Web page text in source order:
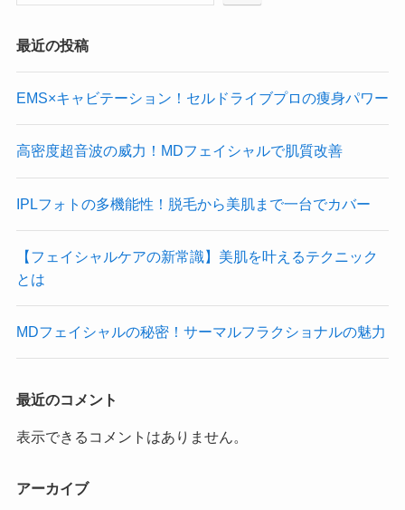
最近の投稿
EMS×キャビテーション！セルドライブプロの痩身パワー
高密度超音波の威力！MDフェイシャルで肌質改善
IPLフォトの多機能性！脱毛から美肌まで一台でカバー
【フェイシャルケアの新常識】美肌を叶えるテクニック
とは
MDフェイシャルの秘密！サーマルフラクショナルの魅力
最近のコメント
表示できるコメントはありません。
アーカイブ